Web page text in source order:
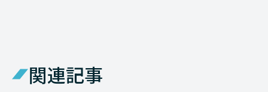
関連記事